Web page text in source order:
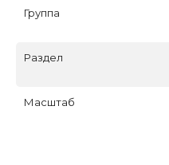
Группа
Раздел
Масштаб